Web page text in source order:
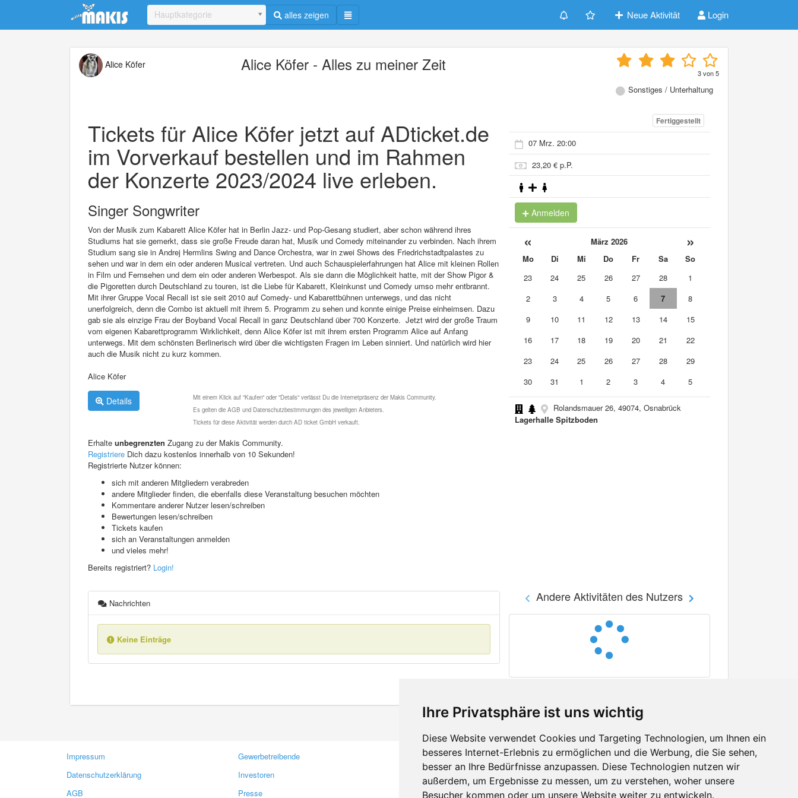
Ihre Privatsphäre ist uns wichtig
Diese Website verwendet Cookies und Targeting Technologien, um Ihnen ein
besseres Internet-Erlebnis zu ermöglichen und die Werbung, die Sie sehen,
besser an Ihre Bedürfnisse anzupassen. Diese Technologien nutzen wir
außerdem, um Ergebnisse zu messen, um zu verstehen, woher unsere
Besucher kommen oder um unsere Website weiter zu entwickeln.
Update cookies preferences
Hauptkategorie alles zeigen Neue Aktivität Login
Alice Köfer Alice Köfer - Alles zu meiner Zeit 3von5
Sonstiges / Unterhaltung
Tickets für Alice Köfer jetzt auf ADticket.de
im Vorverkauf bestellen und im Rahmen
der Konzerte 2023/2024 live erleben.
Singer Songwriter
Von der Musik zum Kabarett Alice Köfer hat in Berlin Jazz- und Pop-Gesang studiert, aber schon während ihres
Studiums hat sie gemerkt, dass sie große Freude daran hat, Musik und Comedy miteinander zu verbinden. Nach ihrem
Studium sang sie in Andrej Hermlins Swing and Dance Orchestra, war in zwei Shows des Friedrichstadtpalastes zu
sehen und war in dem ein oder anderen Musical vertreten. Und auch Schauspielerfahrungen hat Alice mit kleinen Rollen
in Film und Fernsehen und dem ein oder anderen Werbespot. Als sie dann die Möglichkeit hatte, mit der Show Pigor &
die Pigoretten durch Deutschland zu touren, ist die Liebe für Kabarett, Kleinkunst und Comedy umso mehr entbrannt.
Mit ihrer Gruppe Vocal Recall ist sie seit 2010 auf Comedy- und Kabarettbühnen unterwegs, und das nicht
unerfolgreich, denn die Combo ist aktuell mit ihrem 5. Programm zu sehen und konnte einige Preise einheimsen. Dazu
gab sie als einzige Frau der Boyband Vocal Recall in ganz Deutschland über 700 Konzerte. Jetzt wird der große Traum
vom eigenen Kabarettprogramm Wirklichkeit, denn Alice Köfer ist mit ihrem ersten Programm Alice auf Anfang
unterwegs. Mit dem schönsten Berlinerisch wird über die wichtigsten Fragen im Leben sinniert. Und natürlich wird hier
auch die Musik nicht zu kurz kommen.
Alice Köfer
Details
Mit einem Klick auf "Kaufen" oder "Details" verlässt Du die Internetpräsenz der Makis Community.
Es gelten die AGB und Datenschutzbestimmungen des jeweiligen Anbieters.
Tickets für diese Aktivität werden durch AD ticket GmbH verkauft.
Erhalte unbegrenzten Zugang zu der Makis Community.
Registriere Dich dazu kostenlos innerhalb von 10 Sekunden!
Registrierte Nutzer können:
sich mit anderen Mitgliedern verabreden
andere Mitglieder finden, die ebenfalls diese Veranstaltung besuchen möchten
Kommentare anderer Nutzer lesen/schreiben
Bewertungen lesen/schreiben
Tickets kaufen
sich an Veranstaltungen anmelden
und vieles mehr!
Bereits registriert? Login!
Nachrichten
Keine Einträge
Fertiggestellt
07 Mrz. 20:00
23,20 € p.P.
Anmelden
« März 2026 »
Mo Di Mi Do Fr Sa
So
23
24 25 26 27 28
1
2
3 4 5 6 7
8
9
10 11 12 13 14
15
16
17 18 19 20 21
22
23
24 25 26 27 28
29
30
31 1 2 3 4 5
Rolandsmauer 26, 49074, Osnabrück
Lagerhalle Spitzboden
Andere Aktivitäten des Nutzers
Impressum
Datenschutzerklärung
AGB
Gewerbetreibende
Investoren
Presse
Kontakt
Feedback
Fehler melden
Facebook
Twitter
YouTube